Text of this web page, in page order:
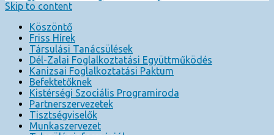
Skip to content
Köszöntő
Friss Hírek
Társulási Tanácsülések
Dél-Zalai Foglalkoztatási Együttműködés
Kanizsai Foglalkoztatási Paktum
Befektetőknek
Kistérségi Szociális Programiroda
Partnerszervezetek
Tisztségviselők
Munkaszervezet